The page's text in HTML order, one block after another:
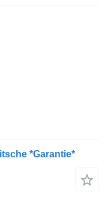
*Garantie*